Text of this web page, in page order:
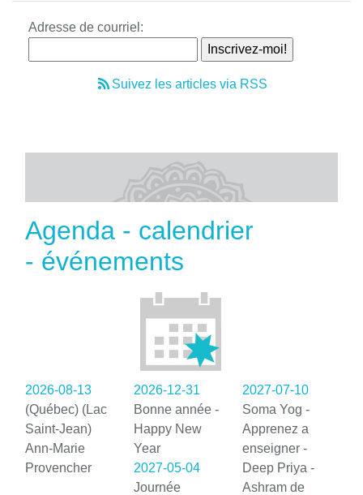
Adresse de courriel:
Suivez les articles via RSS
Agenda - calendrier
- événements
2026-08-13
(Québec) (Lac
Saint-Jean)
Ann-Marie
Provencher
2026-12-31
Bonne année -
Happy New
Year
2027-05-04
Journée
2027-07-10
Soma Yog -
Apprenez a
enseigner -
Deep Priya -
Ashram de